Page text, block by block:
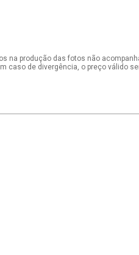
na produção das fotos não
caso de divergência, o preço válido